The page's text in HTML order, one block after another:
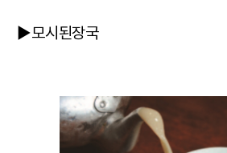
▶모시된장국